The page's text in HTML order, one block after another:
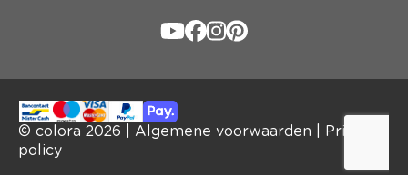
© colora 2026 Algemene voorwaarden
Privacy
policy